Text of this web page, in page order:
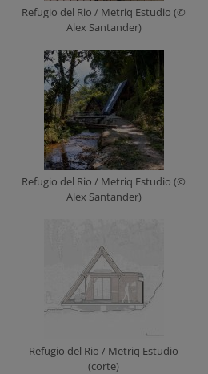
Refugio del Rio / Metriq Estudio (©
Alex Santander)
Refugio del Rio / Metriq Estudio (©
Alex Santander)
Refugio del Rio / Metriq Estudio
(corte)